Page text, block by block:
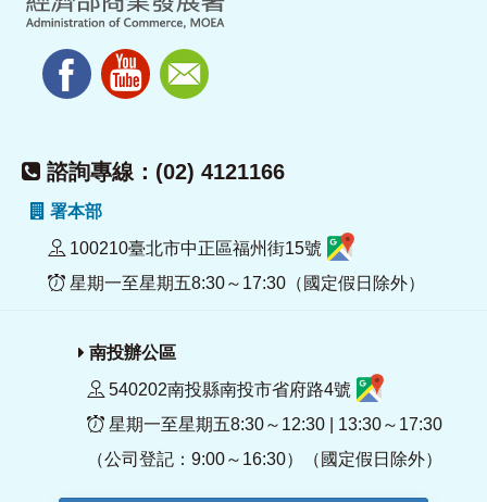
諮詢專線：(02) 4121166
署本部
100210臺北市中正區福州街15號
星期一至星期五8:30～17:30（國定假日除外）
南投辦公區
540202南投縣南投市省府路4號
星期一至星期五8:30～12:30 | 13:30～17:30
（公司登記：9:00～16:30）（國定假日除外）